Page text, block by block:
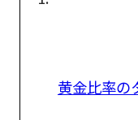
黄金比率の